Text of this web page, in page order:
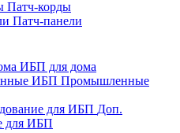
Патч-корды
Патч-панели
ИБП для дома
Промышленные
Доп.
для ИБП